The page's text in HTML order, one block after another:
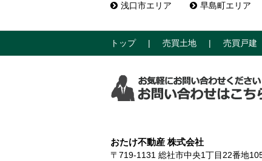
浅口市エリア
早島町エリア
トップ 売買土地 売買戸建
おたけ不動産 株式会社
〒719-1131 総社市中央1丁目22番地